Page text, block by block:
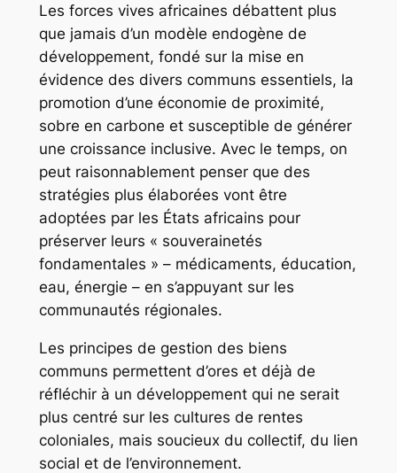
Les forces vives africaines débattent plus
que jamais d’un modèle endogène de
développement, fondé sur la mise en
évidence des divers communs essentiels, la
promotion d’une économie de proximité,
sobre en carbone et susceptible de générer
une croissance inclusive. Avec le temps, on
peut raisonnablement penser que des
stratégies plus élaborées vont être
adoptées par les États africains pour
préserver leurs « souverainetés
fondamentales » – médicaments, éducation,
eau, énergie – en s’appuyant sur les
communautés régionales.
Les principes de gestion des biens
communs permettent d’ores et déjà de
réfléchir à un développement qui ne serait
plus centré sur les cultures de rentes
coloniales, mais soucieux du collectif, du lien
social et de l’environnement.